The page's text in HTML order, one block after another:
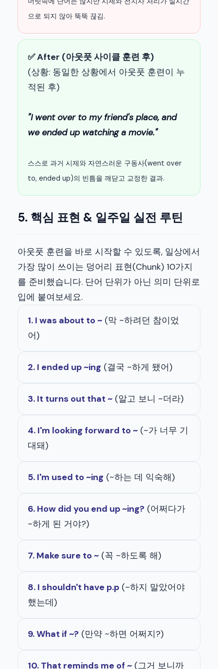
으로 되지 않아 뚝뚝 끊김.
✅ After (아웃풋 사이클 훈련 후)
(상황: 동일한 상황에서 아웃풋 훈련이 누
적된 후)
"I went over to my friend's place, and
we ended up watching a movie."
스스로 과거 시제와 자연스러운 구동사(went over
to, ended up)의 빈틈을 깨닫고 교정한 결과.
5. 핵심 표현 & 일주일 실전 루틴
아웃풋 훈련을 바로 시작할 수 있도록, 일상에서
가장 많이 쓰이는 덩어리 표현(Chunk) 10가지
를 준비했습니다. 단어 단위가 아닌 의미 단위로
입에 붙여보세요.
1. I was about to ~ (막 ~하려던 참이었
어)
2. I ended up ~ing (결국 ~하게 됐어)
3. It turns out that ~ (알고 보니 ~더라)
4. I'm looking forward to ~ (~가 너무 기
대돼)
5. I'm used to ~ing (~하는 데 익숙해)
6. How did you end up ~ing? (어쩌다가
~하게 된 거야?)
7. Make sure to ~ (꼭 ~하도록 해)
8. I shouldn't have p.p (~하지 말았어야
했는데)
9. What if ~? (만약 ~하면 어쩌지?)
10. That reminds me of ~ (그거 보니까